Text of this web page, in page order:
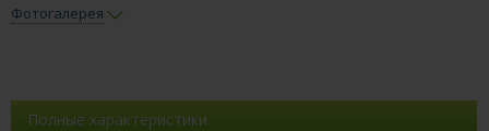
Фотогалерея
Полные характеристики